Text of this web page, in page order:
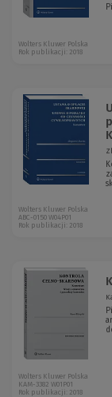
Wolters Kluwer Polska
Rok publikacji: 2018
Wolters Kluwer Polska
ABC-0150 W04P01
Rok publikacji: 2018
Wolters Kluwer Polska
KAM-3382 W01P01
Rok publikacji: 2018